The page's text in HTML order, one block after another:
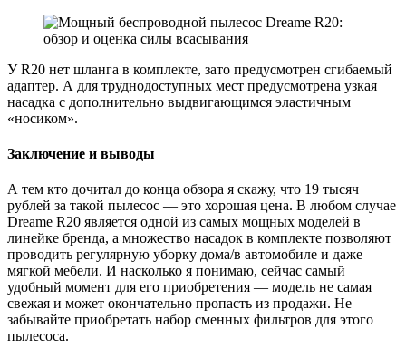
У R20 нет шланга в комплекте, зато предусмотрен сгибаемый
адаптер. А для труднодоступных мест предусмотрена узкая
насадка с дополнительно выдвигающимся эластичным
«носиком».
Заключение и выводы
А тем кто дочитал до конца обзора я скажу, что 19 тысяч
рублей за такой пылесос — это хорошая цена. В любом случае
Dreame R20 является одной из самых мощных моделей в
линейке бренда, а множество насадок в комплекте позволяют
проводить регулярную уборку дома/в автомобиле и даже
мягкой мебели. И насколько я понимаю, сейчас самый
удобный момент для его приобретения — модель не самая
свежая и может окончательно пропасть из продажи. Не
забывайте приобретать набор сменных фильтров для этого
пылесоса.